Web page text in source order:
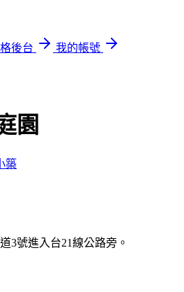
後台
我的帳號
園
築
3號進入台21線公路旁。